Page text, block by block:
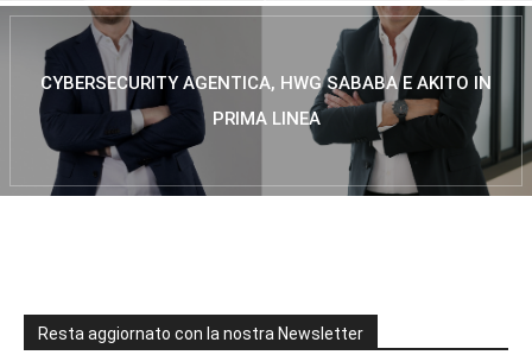
CYBERSECURITY AGENTICA, HWG SABABA E AKITO IN
PRIMA LINEA
Resta aggiornato con la nostra Newsletter